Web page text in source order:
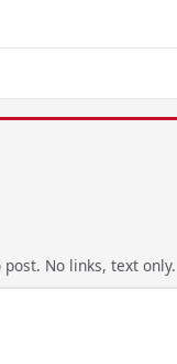
No links, text only.